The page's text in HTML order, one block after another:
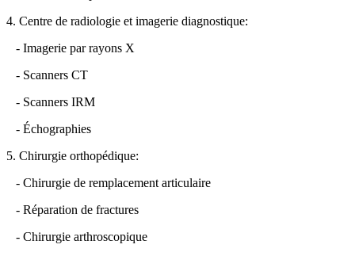
4. Centre de radiologie et imagerie diagnostique:
- Imagerie par rayons X
- Scanners CT
- Scanners IRM
- Échographies
5. Chirurgie orthopédique:
- Chirurgie de remplacement articulaire
- Réparation de fractures
- Chirurgie arthroscopique